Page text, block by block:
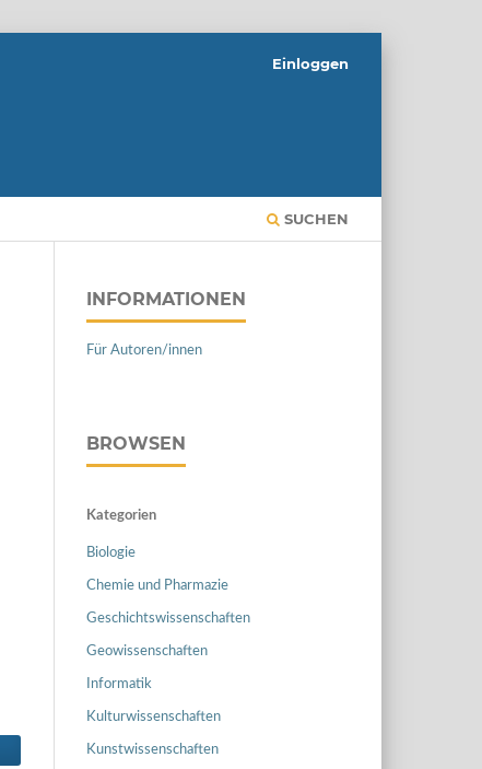
SUCHEN
Einloggen
INFORMATIONEN
Für Autoren/innen
BROWSEN
Kategorien
Biologie
Chemie und Pharmazie
Geschichtswissenschaften
Geowissenschaften
Informatik
Kulturwissenschaften
Kunstwissenschaften